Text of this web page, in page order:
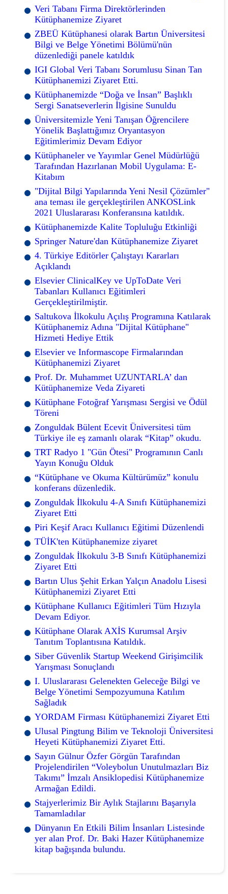
Veri Tabanı Firma Direktörlerinden
Kütüphanemize Ziyaret
ZBEÜ Kütüphanesi olarak Bartın Üniversitesi
Bilgi ve Belge Yönetimi Bölümü'nün
düzenlediği panele katıldık
IGI Global Veri Tabanı Sorumlusu Sinan Tan
Kütüphanemizi Ziyaret Etti.
Kütüphanemizde “Doğa ve İnsan” Başlıklı
Sergi Sanatseverlerin İlgisine Sunuldu
Üniversitemizle Yeni Tanışan Öğrencilere
Yönelik Başlattığımız Oryantasyon
Eğitimlerimiz Devam Ediyor
Kütüphaneler ve Yayımlar Genel Müdürlüğü
Tarafından Hazırlanan Mobil Uygulama: E-
Kitabım
"Dijital Bilgi Yapılarında Yeni Nesil Çözümler"
ana teması ile gerçekleştirilen ANKOSLink
2021 Uluslararası Konferansına katıldık.
Kütüphanemizde Kalite Topluluğu Etkinliği
Springer Nature'dan Kütüphanemize Ziyaret
4. Türkiye Editörler Çalıştayı Kararları
Açıklandı
Elsevier ClinicalKey ve UpToDate Veri
Tabanları Kullanıcı Eğitimleri
Gerçekleştirilmiştir.
Saltukova İlkokulu Açılış Programına Katılarak
Kütüphanemiz Adına "Dijital Kütüphane"
Hizmeti Hediye Ettik
Elsevier ve Informascope Firmalarından
Kütüphanemizi Ziyaret
Prof. Dr. Muhammet UZUNTARLA’ dan
Kütüphanemize Veda Ziyareti
Kütüphane Fotoğraf Yarışması Sergisi ve Ödül
Töreni
Zonguldak Bülent Ecevit Üniversitesi tüm
Türkiye ile eş zamanlı olarak “Kitap” okudu.
TRT Radyo 1 "Gün Ötesi" Programının Canlı
Yayın Konuğu Olduk
“Kütüphane ve Okuma Kültürümüz” konulu
konferans düzenledik.
Zonguldak İlkokulu 4-A Sınıfı Kütüphanemizi
Ziyaret Etti
Piri Keşif Aracı Kullanıcı Eğitimi Düzenlendi
TÜİK'ten Kütüphanemize ziyaret
Zonguldak İlkokulu 3-B Sınıfı Kütüphanemizi
Ziyaret Etti
Bartın Ulus Şehit Erkan Yalçın Anadolu Lisesi
Kütüphanemizi Ziyaret Etti
Kütüphane Kullanıcı Eğitimleri Tüm Hızıyla
Devam Ediyor.
Kütüphane Olarak AXİS Kurumsal Arşiv
Tanıtım Toplantısına Katıldık.
Siber Güvenlik Startup Weekend Girişimcilik
Yarışması Sonuçlandı
I. Uluslararası Gelenekten Geleceğe Bilgi ve
Belge Yönetimi Sempozyumuna Katılım
Sağladık
YORDAM Firması Kütüphanemizi Ziyaret Etti
Ulusal Pingtung Bilim ve Teknoloji Üniversitesi
Heyeti Kütüphanemizi Ziyaret Etti.
Sayın Gülnur Özfer Görgün Tarafından
Projelendirilen “Voleybolun Unutulmazları Biz
Takımı” İmzalı Ansiklopedisi Kütüphanemize
Armağan Edildi.
Stajyerlerimiz Bir Aylık Stajlarını Başarıyla
Tamamladılar
Dünyanın En Etkili Bilim İnsanları Listesinde
yer alan Prof. Dr. Baki Hazer Kütüphanemize
kitap bağışında bulundu.